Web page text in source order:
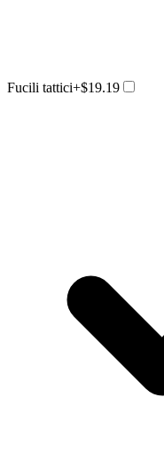
Fucili tattici+$19.19